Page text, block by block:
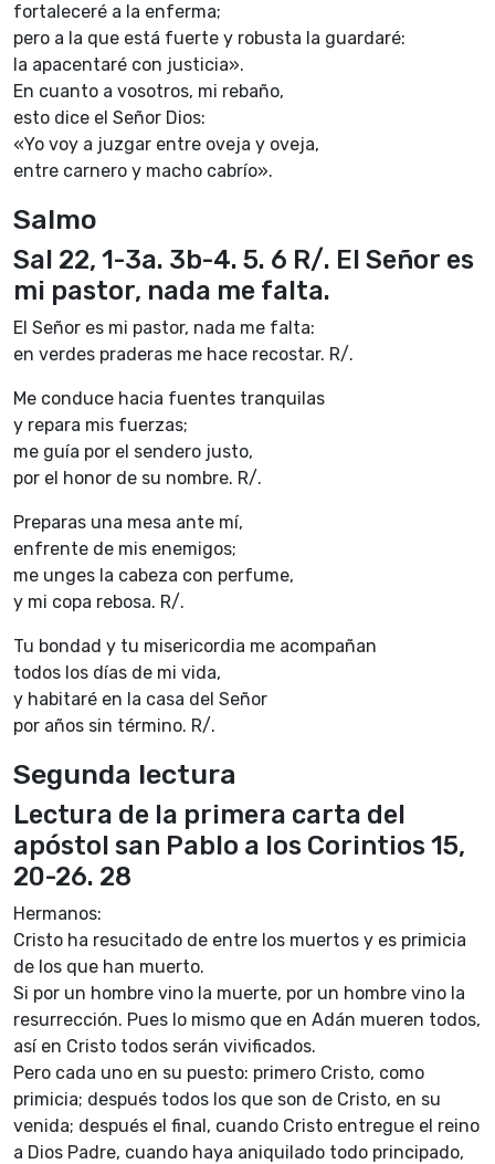
fortaleceré a la enferma;
pero a la que está fuerte y robusta la guardaré:
la apacentaré con justicia».
En cuanto a vosotros, mi rebaño,
esto dice el Señor Dios:
«Yo voy a juzgar entre oveja y oveja,
entre carnero y macho cabrío».
Salmo
Sal 22, 1-3a. 3b-4. 5. 6 R/. El Señor es
mi pastor, nada me falta.
El Señor es mi pastor, nada me falta:
en verdes praderas me hace recostar. R/.
Me conduce hacia fuentes tranquilas
y repara mis fuerzas;
me guía por el sendero justo,
por el honor de su nombre. R/.
Preparas una mesa ante mí,
enfrente de mis enemigos;
me unges la cabeza con perfume,
y mi copa rebosa. R/.
Tu bondad y tu misericordia me acompañan
todos los días de mi vida,
y habitaré en la casa del Señor
por años sin término. R/.
Segunda lectura
Lectura de la primera carta del
apóstol san Pablo a los Corintios 15,
20-26. 28
Hermanos:
Cristo ha resucitado de entre los muertos y es primicia
de los que han muerto.
Si por un hombre vino la muerte, por un hombre vino la
resurrección. Pues lo mismo que en Adán mueren todos,
así en Cristo todos serán vivificados.
Pero cada uno en su puesto: primero Cristo, como
primicia; después todos los que son de Cristo, en su
venida; después el final, cuando Cristo entregue el reino
a Dios Padre, cuando haya aniquilado todo principado,